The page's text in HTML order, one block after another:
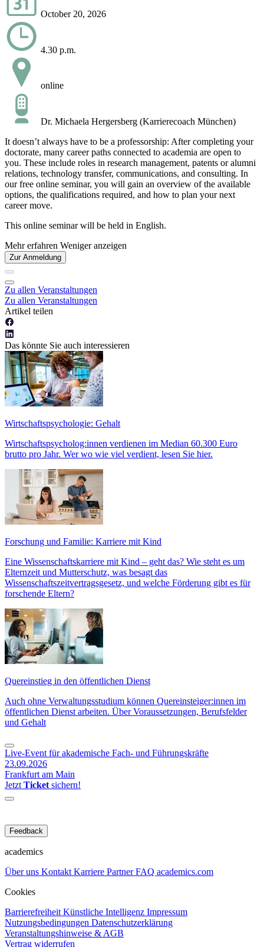
October 20, 2026
4.30 p.m.
online
Dr. Michaela Hergersberg (Karrierecoach München)
It doesn’t always have to be a professorship: After completing your
doctorate, many career paths connected to academia are open to
you. These include roles in research management, patents or alumni
relations, technology transfer, communications, and consulting. In
our free online seminar, you will gain an overview of the available
options, the qualifications required, and how to plan your next
career move.
This online seminar will be held in English.
Mehr erfahren Weniger anzeigen
Zur Anmeldung
Zu allen Veranstaltungen
Zu allen Veranstaltungen
Artikel teilen
Das könnte Sie auch interessieren
Wirtschaftspsychologie: Gehalt
Wirtschaftspsycholog:innen verdienen im Median 60.300 Euro
brutto pro Jahr. Wer wo wie viel verdient, lesen Sie hier.
Forschung und Familie: Karriere mit Kind
Eine Wissenschaftskarriere mit Kind – geht das? Wie steht es um
Elternzeit und Mutterschutz, was besagt das
Wissenschaftszeitvertragsgesetz, und welche Förderung gibt es für
forschende Eltern?
Quereinstieg in den öffentlichen Dienst
Auch ohne Verwaltungsstudium können Quereinsteiger:innen im
öffentlichen Dienst arbeiten. Über Voraussetzungen, Berufsfelder
und Gehalt
Live-Event für akademische Fach- und Führungskräfte
23.09.2026
Frankfurt am Main
Jetzt Ticket sichern!
Feedback
academics
Über uns Kontakt Karriere PartnerFAQ academics.com
Cookies
Barrierefreiheit Künstliche Intelligenz Impressum
Nutzungsbedingungen Datenschutzerklärung
Veranstaltungshinweise & AGB
Vertrag widerrufen